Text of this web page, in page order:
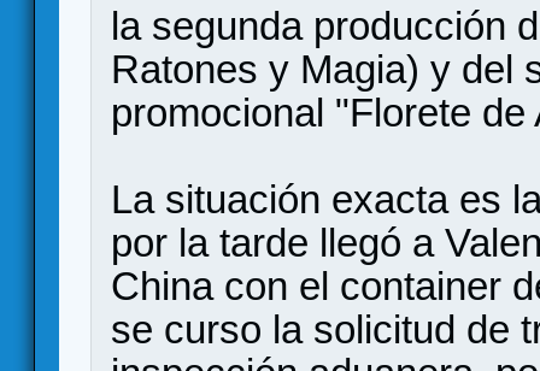
la segunda producción
Ratones y Magia) y del
promocional "Florete de
La situación exacta es
por la tarde llegó a
China con el container
se curso la solicitud de